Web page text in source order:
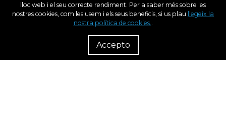
lloc web i el seu correcte rendiment. Per a saber més sobre les
nostres cookies, com les usem i els seus beneficis, si us plau
llegeix la
nostra política de cookies..
Accepto